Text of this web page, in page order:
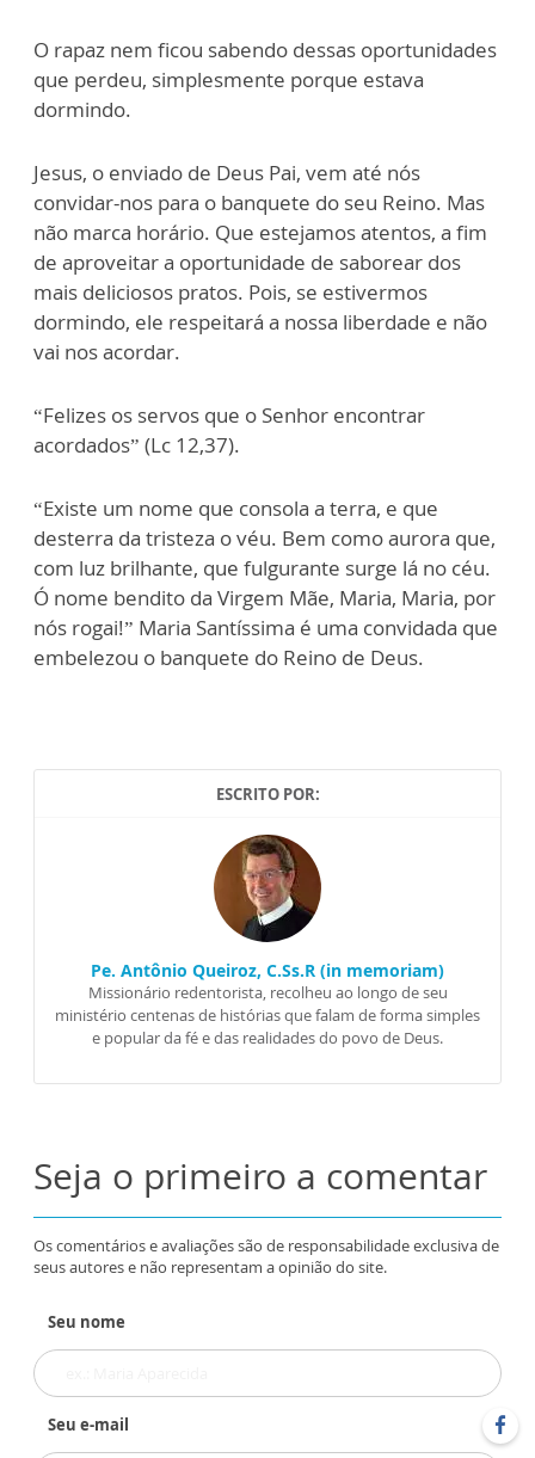
O rapaz nem ficou sabendo dessas oportunidades
que perdeu, simplesmente porque estava
dormindo.
Jesus, o enviado de Deus Pai, vem até nós
convidar-nos para o banquete do seu Reino. Mas
não marca horário. Que estejamos atentos, a fim
de aproveitar a oportunidade de saborear dos
mais deliciosos pratos. Pois, se estivermos
dormindo, ele respeitará a nossa liberdade e não
vai nos acordar.
“Felizes os servos que o Senhor encontrar
acordados” (Lc 12,37).
“Existe um nome que consola a terra, e que
desterra da tristeza o véu. Bem como aurora que,
com luz brilhante, que fulgurante surge lá no céu.
Ó nome bendito da Virgem Mãe, Maria, Maria, por
nós rogai!” Maria Santíssima é uma convidada que
embelezou o banquete do Reino de Deus.
ESCRITO POR:
Pe. Antônio Queiroz, C.Ss.R (in memoriam)
Missionário redentorista, recolheu ao longo de seu
ministério centenas de histórias que falam de forma simples
e popular da fé e das realidades do povo de Deus.
Seja o primeiro a comentar
Os comentários e avaliações são de responsabilidade exclusiva de
seus autores e não representam a opinião do site.
Seu nome
Seu e-mail